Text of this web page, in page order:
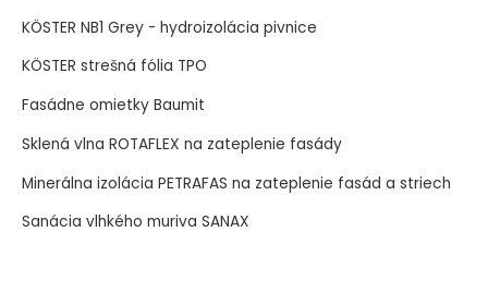
KÖSTER NB1 Grey - hydroizolácia pivnice
KÖSTER strešná fólia TPO
Fasádne omietky Baumit
Sklená vlna ROTAFLEX na zateplenie fasády
Minerálna izolácia PETRAFAS na zateplenie fasád a striech
Sanácia vlhkého muriva SANAX